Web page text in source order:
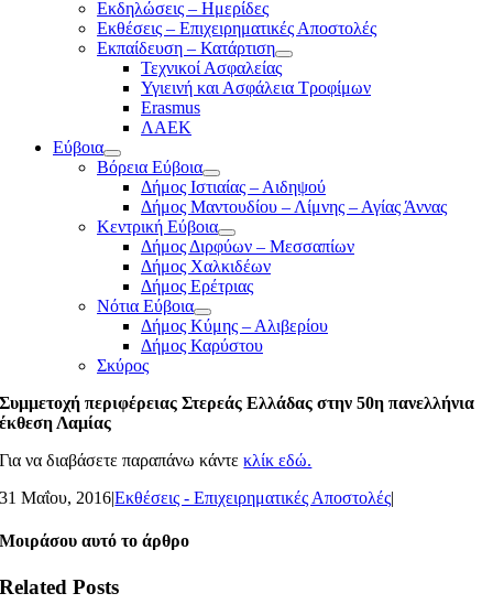
Εκδηλώσεις – Ημερίδες
Εκθέσεις – Επιχειρηματικές Αποστολές
Εκπαίδευση – Κατάρτιση
Τεχνικοί Ασφαλείας
Υγιεινή και Ασφάλεια Τροφίμων
Erasmus
ΛΑΕΚ
Εύβοια
Βόρεια Εύβοια
Δήμος Ιστιαίας – Αιδηψού
Δήμος Μαντουδίου – Λίμνης – Αγίας Άννας
Κεντρική Εύβοια
Δήμος Διρφύων – Μεσσαπίων
Δήμος Χαλκιδέων
Δήμος Ερέτριας
Νότια Εύβοια
Δήμος Κύμης – Αλιβερίου
Δήμος Καρύστου
Σκύρος
Συμμετοχή περιφέρειας Στερεάς Ελλάδας στην 50η πανελλήνια
έκθεση Λαμίας
Για να διαβάσετε παραπάνω κάντεκλίκ εδώ.
31 Μαΐου, 2016|Εκθέσεις - Επιχειρηματικές Αποστολές|
Μοιράσου αυτό το άρθρο
Related Posts